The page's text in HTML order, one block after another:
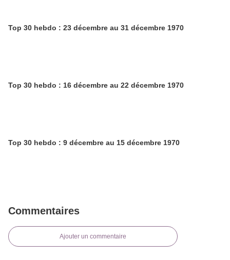
Top 30 hebdo : 23 décembre au 31 décembre 1970
Top 30 hebdo : 16 décembre au 22 décembre 1970
Top 30 hebdo : 9 décembre au 15 décembre 1970
Commentaires
Ajouter un commentaire